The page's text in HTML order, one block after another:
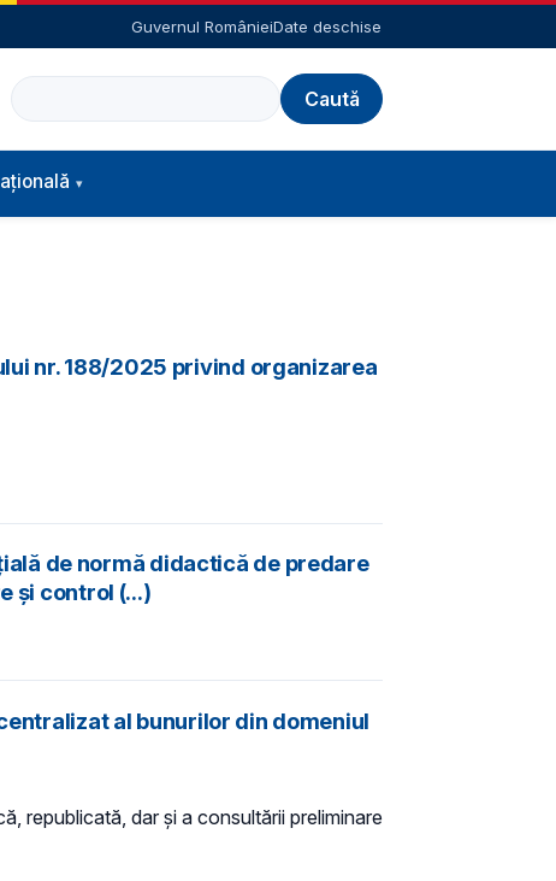
Guvernul RomânieiDate deschise
Caută
nr. 188/2025 privind organizarea
de normă didactică de predare
și control (...)
al bunurilor din domeniul
republicată, dar și a consultării preliminare